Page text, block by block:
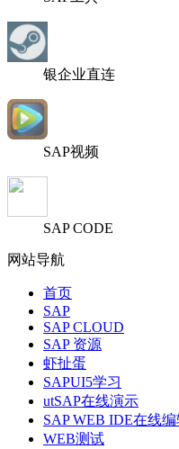
银企业直连
SAP视频
SAP CODE
网站导航
首页
SAP
SAP CLOUD
SAP 资源
虾扯蛋
SAPUI5学习
utSAP在线演示
SAP WEB IDE在线
WEB测试